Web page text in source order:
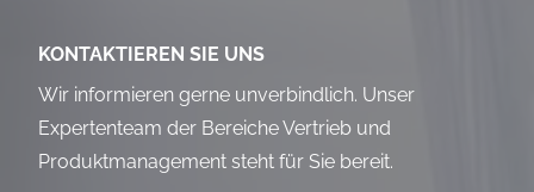
KONTAKTIEREN SIE UNS
Wir informieren gerne unverbindlich. Unser
Expertenteam der Bereiche Vertrieb und
Produktmanagement steht für Sie bereit.